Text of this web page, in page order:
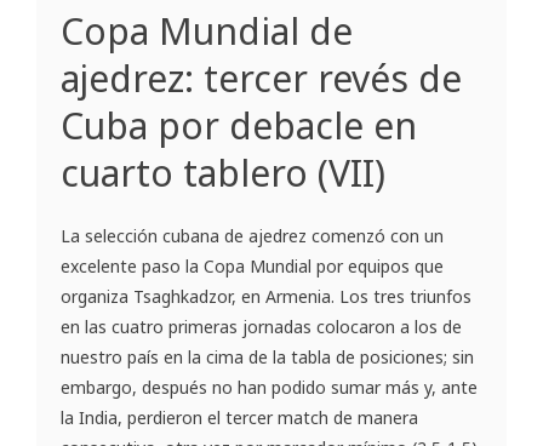
Copa Mundial de
ajedrez: tercer revés de
Cuba por debacle en
cuarto tablero (VII)
La selección cubana de ajedrez comenzó con un
excelente paso la Copa Mundial por equipos que
organiza Tsaghkadzor, en Armenia. Los tres triunfos
en las cuatro primeras jornadas colocaron a los de
nuestro país en la cima de la tabla de posiciones; sin
embargo, después no han podido sumar más y, ante
la India, perdieron el tercer match de manera